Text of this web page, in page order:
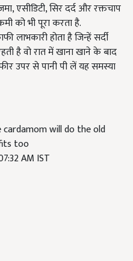
एसीडिटी, सिर दर्द और रक्तचाप
को भी पूरा करता है.
लाभकारी होता है जिन्हें सर्दी
है वो रात में खाना खाने के बाद
उपर से पानी पी लें यह समस्या
cardamom will do the old
too
AM IST